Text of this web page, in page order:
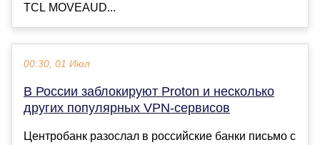
TCL MOVEAUD...
00:30, 01 Июл
В России заблокируют Proton и несколько
других популярных VPN-сервисов
Центробанк разослал в российские банки письмо с